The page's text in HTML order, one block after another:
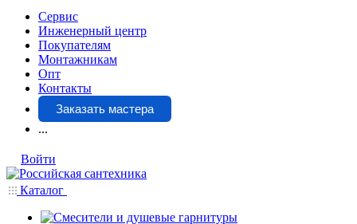
Сервис
Инженерный центр
Покупателям
Монтажникам
Опт
Контакты
Заказать мастера
...
Войти
Каталог